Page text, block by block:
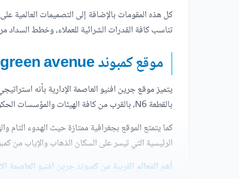
كل هذه المقومات بالإضافة إلى التصميمات العالمية
تناسب كافة القدرات الشرائية للعملاء، وخطط السداد
موقع كمبوند green avenue
يتميز موقع جرين افنيو العاصمة الإدارية بأنه
بالقطعة N6، بالقرب من كافة الهيئات والمؤسسات الحكومية والترفيهية.
كما يتمتع الموقع بجغرافية ممتازة حيث الهدوء
الرئيسية التي تيسر على السكان الذهاب والإياب من
أهم المعالم القريبة من كمبوند جرين افنيو العاصمة